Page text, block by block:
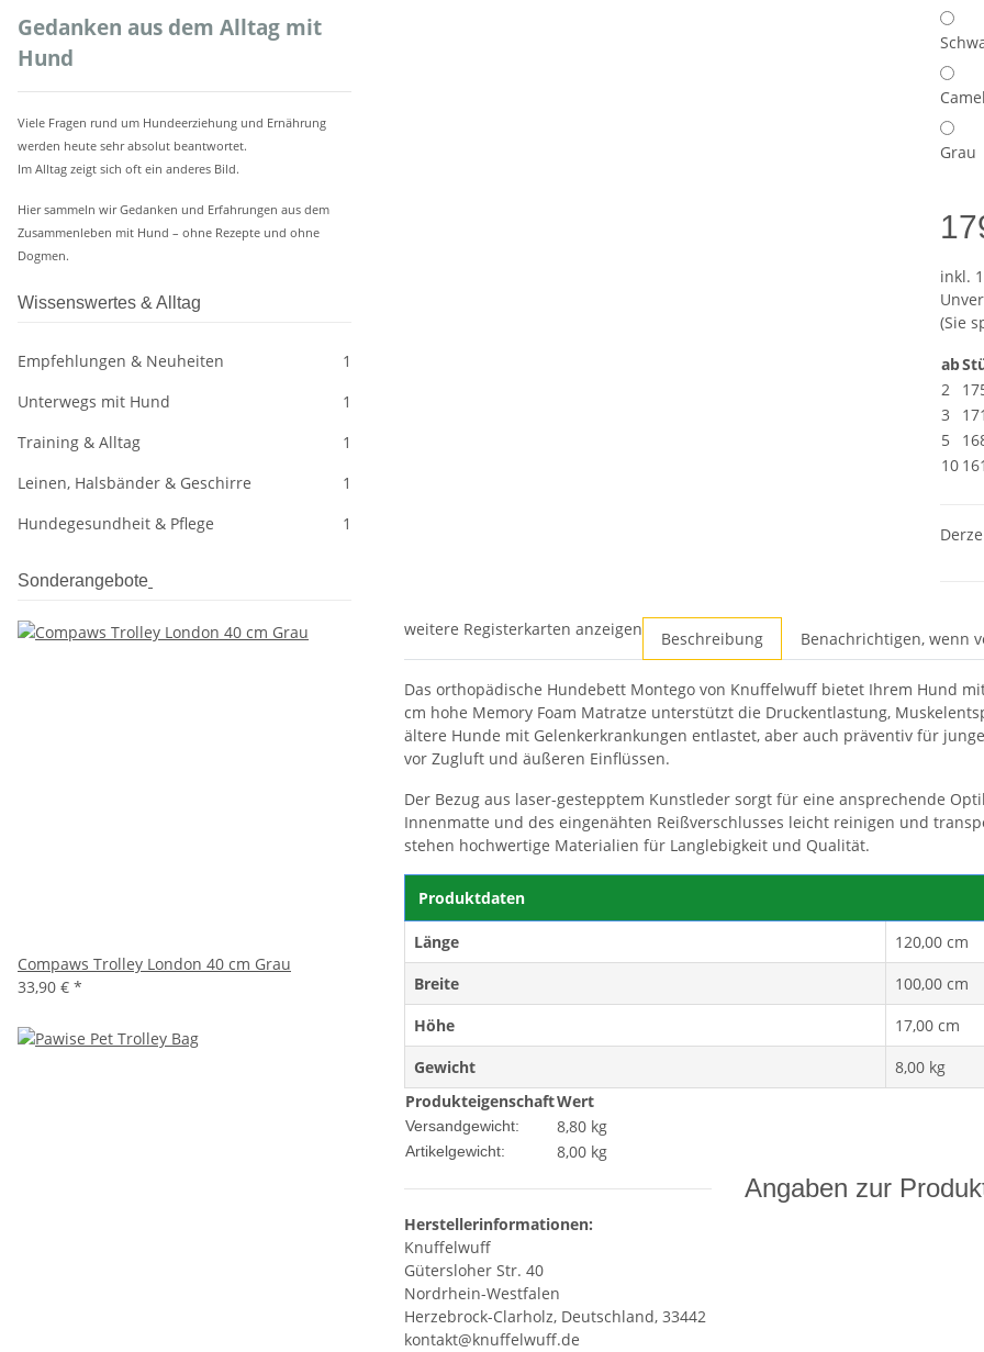
Grau
inkl.
(Sie
ab
2
3
5
10
weitere Registerkarten anzeigen Beschreibung Benachrichtigen, wenn
Das orthopädische Hundebett Montego von Knuffelwuff bietet Ihrem Hund
cm hohe Memory Foam Matratze unterstützt die Druckentlastung,
ältere Hunde mit Gelenkerkrankungen entlastet, aber auch präventiv für
vor Zugluft und äußeren Einflüssen.
Der Bezug aus laser-gestepptem Kunstleder sorgt für eine ansprechende
Innenmatte und des eingenähten Reißverschlusses leicht reinigen und
stehen hochwertige Materialien für Langlebigkeit und Qualität.
Produktdaten
Länge
120,00 cm
Breite
100,00 cm
Höhe
17,00 cm
Gewicht
8,00 kg
ProdukteigenschaftWert
Versandgewicht: 8,80 kg
Artikelgewicht: 8,00 kg
Angaben zur
Herstellerinformationen:
Knuffelwuff
Gütersloher Str. 40
Nordrhein-Westfalen
Herzebrock-Clarholz, Deutschland, 33442
kontakt@knuffelwuff.de
Gedanken aus dem Alltag mit
Hund
Viele Fragen rund um Hundeerziehung und Ernährung
werden heute sehr absolut beantwortet.
Im Alltag zeigt sich oft ein anderes Bild.
Hier sammeln wir Gedanken und Erfahrungen aus dem
Zusammenleben mit Hund – ohne Rezepte und ohne
Dogmen.
Wissenswertes & Alltag
Empfehlungen & Neuheiten
1
Unterwegs mit Hund
1
Training & Alltag
1
Leinen, Halsbänder & Geschirre
1
Hundegesundheit & Pflege
1
Sonderangebote
Compaws Trolley London 40 cm Grau
33,90 € *